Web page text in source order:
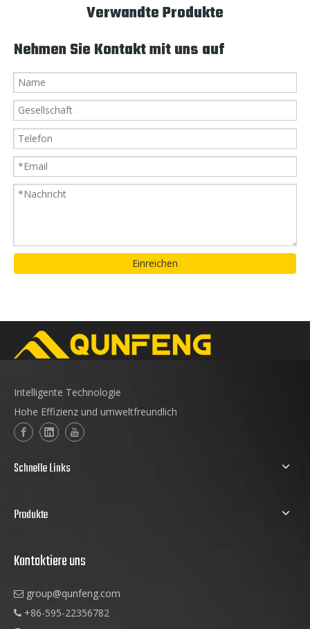
Verwandte Produkte
Nehmen Sie Kontakt mit uns auf
Einreichen
Intelligente Technologie
Hohe Effizienz und umweltfreundlich
Schnelle Links
Produkte
Kontaktiere uns
 group@qunfeng.com
 +86-595-22356782